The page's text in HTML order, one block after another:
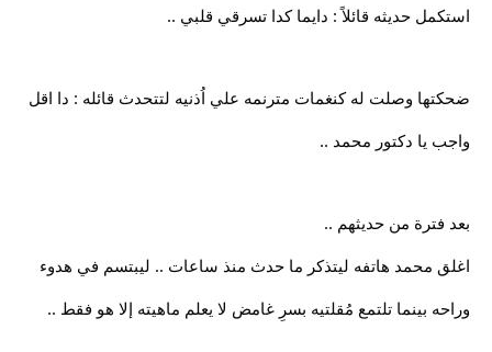
استكمل حديثه قائلاً : دايما كدا تسرقي قلبي ..
ضحكتها وصلت له كنغمات مترنمه علي اُذنيه لتتحدث قائله : دا اقل
واجب يا دكتور محمد ..
بعد فترة من حديثهم ..
اغلق محمد هاتفه ليتذكر ما حدث منذ ساعات .. ليبتسم في هدوء
وراحه بينما تلتمع مُقلتيه بسرِ غامض لا يعلم ماهيته إلا هو فقط ..